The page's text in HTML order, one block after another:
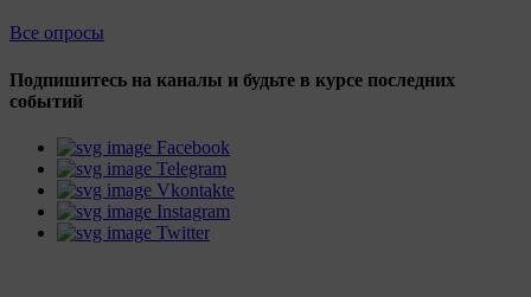
Все опросы
Подпишитесь на каналы и будьте в курсе последних
событий
Facebook
Telegram
Vkontakte
Instagram
Twitter